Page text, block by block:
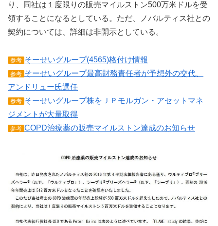
り、同社は１度限りの販売マイルストン500万米ドルを受
領することになるとしている。ただ、ノバルティス社との
契約については、詳細は非開示としている。
参考 そーせいグループ(4565)格付け情報
参考 そーせいグループ最高財務責任者が予想外の交代、
アンドリュー氏選任
参考 そーせいグループ株をＪＰモルガン・アセットマネ
ジメントが大量取得
参考 COPD治療薬の販売マイルストン達成のお知らせ